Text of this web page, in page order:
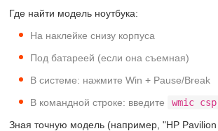
Где найти модель ноутбука:
На наклейке снизу корпуса
Под батареей (если она съемная)
В системе: нажмите Win + Pause/Break
В командной строке: введите
wmic
Зная точную модель (например, "HP